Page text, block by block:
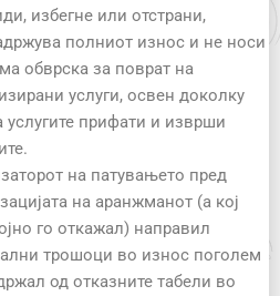
избегне или отстрани,
полниот износ и не носи
обврска за поврат на
услуги, освен доколку
услугите прифати и изврши
на патувањето пред
на аранжманот (а кој
го откажал) направил
трошоци во износ поголем
од отказните табели во